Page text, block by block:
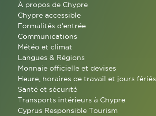
À propos de Chypre
Chypre accessible
Formalités d'entrée
Communications
Météo et climat
Langues & Régions
Monnaie officielle et devises
Heure, horaires de travail et jours fériés
Santé et sécurité
Transports intérieurs à Chypre
Cyprus Responsible Tourism